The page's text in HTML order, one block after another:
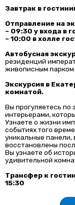
Завтрак в
Отправление на
~ 09:30 у входа в
~ 10:00 в холле
Автобусная
резиденций
живописным парком.
Экскурсия в
комнатой.
Вы прогуляетесь
интерьерами,
Узнаете о жизни
событиях того
уникальные панели,
восстановлены
Вы узнаете об
удивительной
Трансфер к
15:30